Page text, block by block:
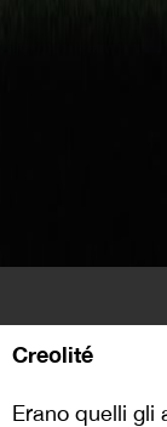
Creolité
Erano quelli gli